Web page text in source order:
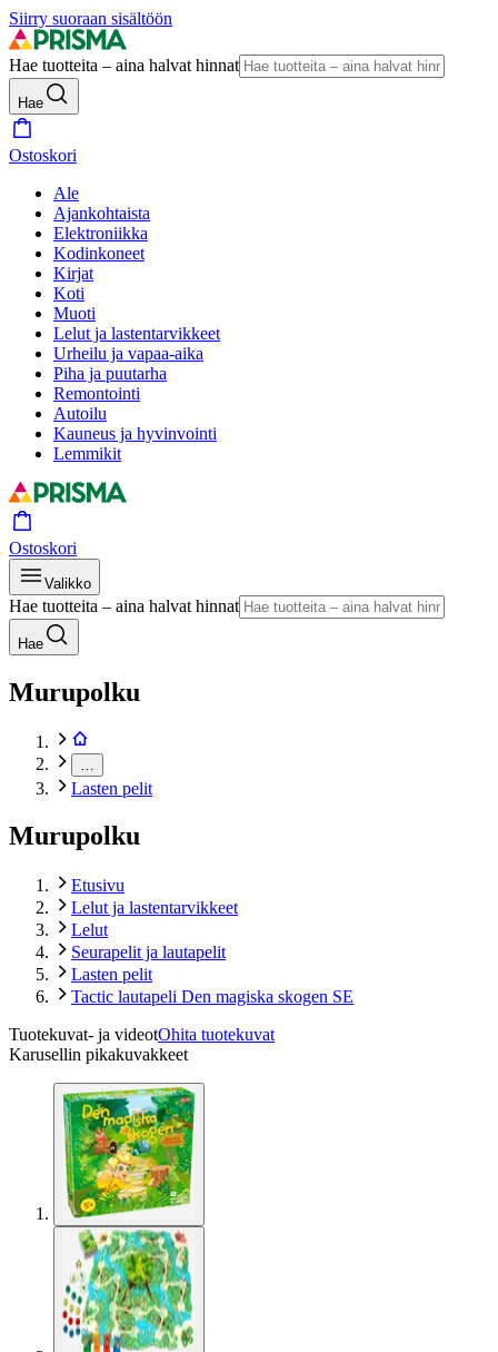
Siirry suoraan sisältöön
Hae tuotteita – aina halvat hinnat
Hae
Ostoskori
Ale
Ajankohtaista
Elektroniikka
Kodinkoneet
Kirjat
Koti
Muoti
Lelut ja lastentarvikkeet
Urheilu ja vapaa-aika
Piha ja puutarha
Remontointi
Autoilu
Kauneus ja hyvinvointi
Lemmikit
Ostoskori
Valikko
Hae tuotteita – aina halvat hinnat
Hae
Murupolku
Lasten pelit
Murupolku
Etusivu
Lelut ja lastentarvikkeet
Lelut
Seurapelit ja lautapelit
Lasten pelit
Tactic lautapeli Den magiska skogen SE
Tuotekuvat- ja videotOhita tuotekuvat
Karusellin pikakuvakkeet